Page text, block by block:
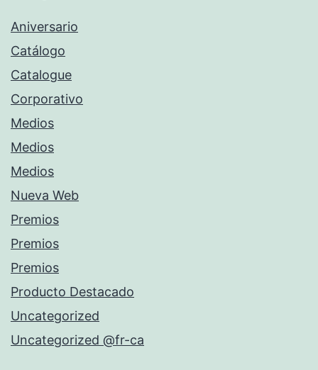
Aniversario
Catálogo
Catalogue
Corporativo
Medios
Medios
Medios
Nueva Web
Premios
Premios
Premios
Producto Destacado
Uncategorized
Uncategorized @fr-ca